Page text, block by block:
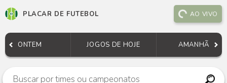
PLACAR DE FUTEBOL AO VIVO
ONTEM JOGOS DE HOJE AMANHÃ